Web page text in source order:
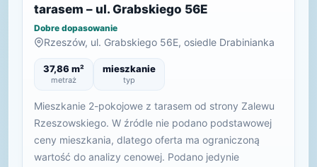
tarasem – ul. Grabskiego 56E
Dobre dopasowanie
Rzeszów, ul. Grabskiego 56E, osiedle Drabinianka
37,86 m²
metraż
mieszkanie
typ
Mieszkanie 2-pokojowe z tarasem od strony Zalewu
Rzeszowskiego. W źródle nie podano podstawowej
ceny mieszkania, dlatego oferta ma ograniczoną
wartość do analizy cenowej. Podano jedynie